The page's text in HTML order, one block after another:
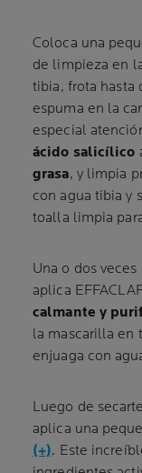
Coloca una
de limpieza en
tibia, frota hasta
espuma en la
especial
ácido salicílico
grasa, y limpia
con agua tibia y
toalla limpia
Una o dos
aplica
calmante y
la mascarilla en
enjuaga con
Luego de
aplica una
(+). Este